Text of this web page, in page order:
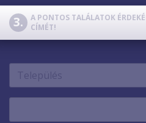
TV
TELEFON
A PONTOS TALÁLATOK
CÍMÉT!